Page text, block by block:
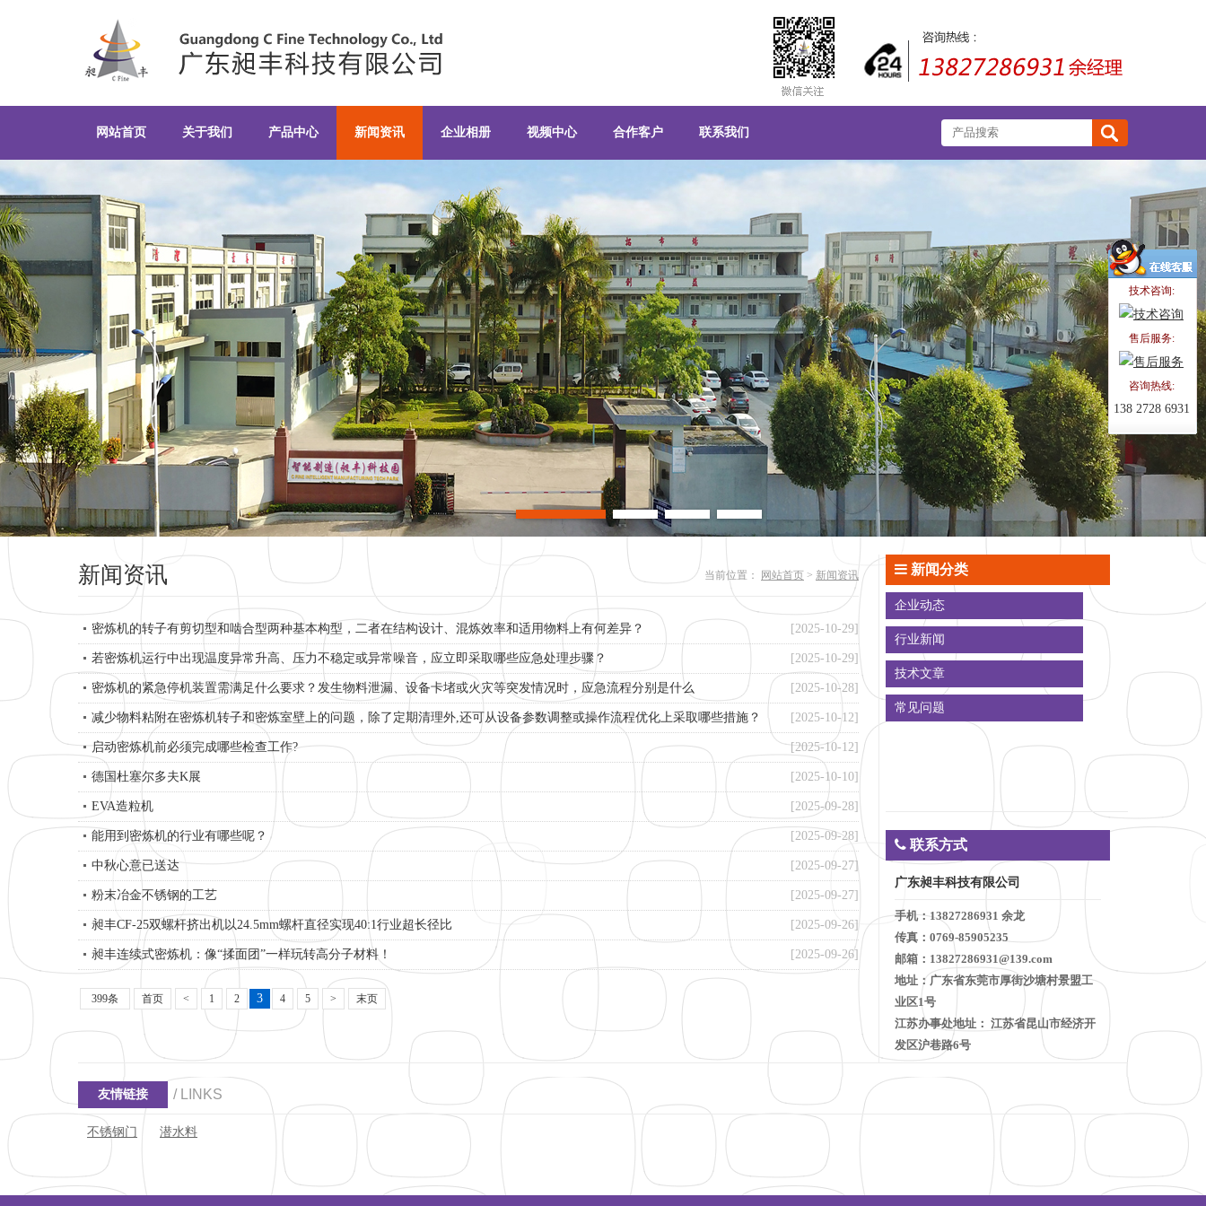
新闻资讯-广东昶丰科技有限公司
网站首页 关于我们 产品中心 新闻资讯 企业相册 视频中心 合作客户 联系我们
新闻资讯 当前位置： 网站首页 > 新闻资讯
[2025-10-29]
密炼机的转子有剪切型和啮合型两种基本构型，二者在结构设计、混炼效率和适用物料上有何差异？
[2025-10-29]
若密炼机运行中出现温度异常升高、压力不稳定或异常噪音，应立即采取哪些应急处理步骤？
[2025-10-28]
密炼机的紧急停机装置需满足什么要求？发生物料泄漏、设备卡堵或火灾等突发情况时，应急流程分别是什么
[2025-10-12]
减少物料粘附在密炼机转子和密炼室壁上的问题，除了定期清理外,还可从设备参数调整或操作流程优化上采取哪些措施？
[2025-10-12]
启动密炼机前必须完成哪些检查工作?
[2025-10-10]
德国杜塞尔多夫K展
[2025-09-28]
EVA造粒机
[2025-09-28]
能用到密炼机的行业有哪些呢？
[2025-09-27]
中秋心意已送达
[2025-09-27]
粉末冶金不锈钢的工艺
[2025-09-26]
昶丰CF-25双螺杆挤出机以24.5mm螺杆直径实现40:1行业超长径比
[2025-09-26]
昶丰连续式密炼机：像“揉面团”一样玩转高分子材料！
399条 首页 < 1 2 3 4 5 > 末页
新闻分类
企业动态
行业新闻
技术文章
常见问题
联系方式
广东昶丰科技有限公司
手机：13827286931 余龙
传真：0769-85905235
邮箱：13827286931@139.com
地址：广东省东莞市厚街沙塘村景盟工
业区1号
江苏办事处地址： 江苏省昆山市经济开
发区沪巷路6号
友情链接 / LINKS
不锈钢门 潜水料
技术咨询:
售后服务:
咨询热线:
138 2728 6931